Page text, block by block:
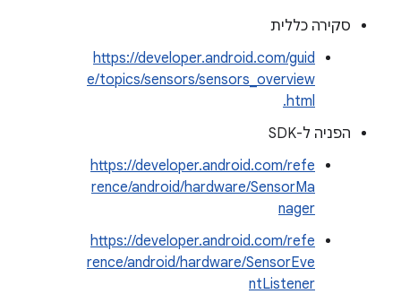
סקירה כללית
https://developer.android.com/guid
e/topics/sensors/sensors_overview
.html
הפניה ל-SDK
https://developer.android.com/refe
rence/android/hardware/SensorMa
nager
https://developer.android.com/refe
rence/android/hardware/SensorEve
ntListener